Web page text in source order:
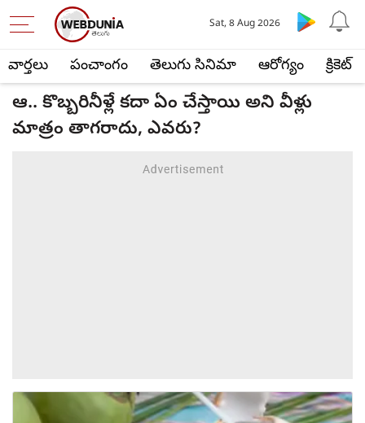
వార్తలు పంచాంగం తెలుగు సినిమా ఆరోగ్యం క్రికెట్
Sat, 8 Aug 2026
ఆ.. కొబ్బరినీళ్లే కదా ఏం చేస్తాయి అని వీళ్లు
మాత్రం తాగరాదు, ఎవరు?